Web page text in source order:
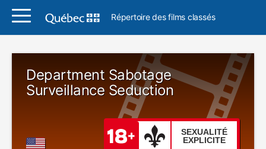
Répertoire des films classés
Department Sabotage
Surveillance Seduction
SEXUALITÉ
EXPLICITE